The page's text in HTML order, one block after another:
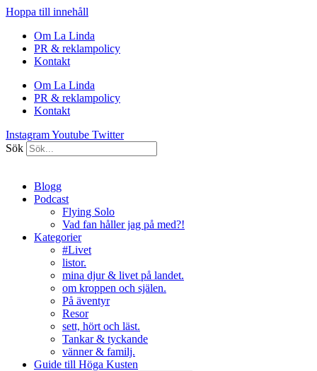
Hoppa till innehåll
Om La Linda
PR & reklampolicy
Kontakt
Om La Linda
PR & reklampolicy
Kontakt
InstagramYoutube Twitter
Sök
Blogg
Podcast
Flying Solo
Vad fan håller jag på med?!
Kategorier
#Livet
listor.
mina djur & livet på landet.
om kroppen och själen.
På äventyr
Resor
sett, hört och läst.
Tankar & tyckande
vänner & familj.
Guide till Höga Kusten